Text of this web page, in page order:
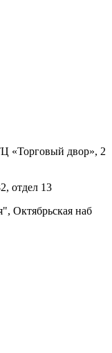
«Торговый двор», 2
отдел 13
Октябрьская наб